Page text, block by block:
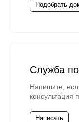
Подобрать
Служба
Напишите,
консультация
Написать